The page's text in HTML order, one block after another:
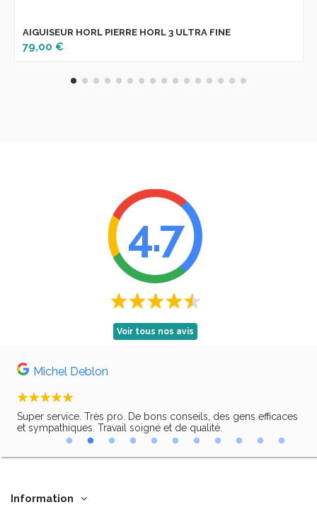
AIGUISEUR HORL PIERRE HORL 3 ULTRA FINE
79,00 €
4.7
Voir tous nos avis
Michel Deblon
Super service. Très pro. De bons conseils, des gens efficaces
et sympathiques. Travail soigné et de qualité.
Information